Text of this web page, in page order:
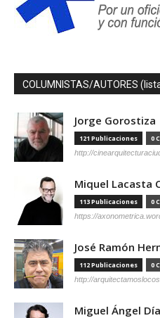
COLUMNISTAS/AUTORES
Jorge Gorostiza
121 Publicaciones 0
http://
Miquel Lacasta
113 Publicaciones 0
https://
José Ramón
112 Publicaciones 0
http://
Miguel Ángel